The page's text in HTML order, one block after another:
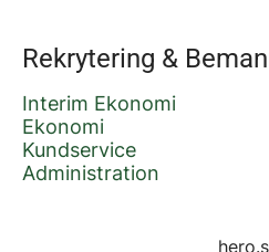
Rekrytering &
Interim Ekonomi
Ekonomi
Kundservice
Administration